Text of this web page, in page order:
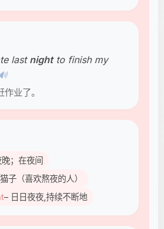
lastnightto finish my
业了。
；在夜间
子（喜欢熬夜的人）
– 日日夜夜,持续不断地